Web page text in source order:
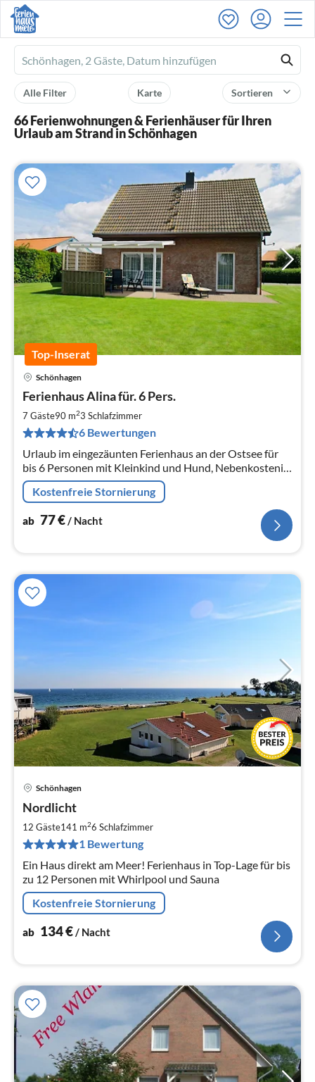
Ferienhausmiete
logo
Sortieren
Karte
Alle Filter
66 Ferienwohnungen & Ferienhäuser für Ihren
Urlaub am Strand in Schönhagen
Top-Inserat
Schönhagen
Ferienhaus Alina für. 6 Pers.
7 Gäste90 m23 Schlafzimmer
6 Bewertungen
Urlaub im eingezäunten Ferienhaus an der Ostsee für
bis 6 Personen mit Kleinkind und Hund, Nebenkosteni
Kostenfreie Stornierung
ab 77€/ Nacht
Schönhagen
Nordlicht
12 Gäste141 m26 Schlafzimmer
1 Bewertung
Ein Haus direkt am Meer! Ferienhaus in Top-Lage für bis
zu 12 Personen mit Whirlpool und Sauna
Kostenfreie Stornierung
ab 134€/ Nacht